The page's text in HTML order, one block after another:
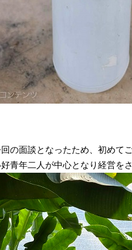
の面談となったため、初めて
青年二人が中心となり経営を